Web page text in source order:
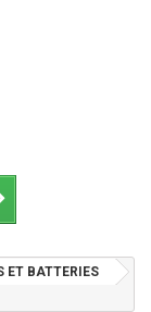
ET BATTERIES